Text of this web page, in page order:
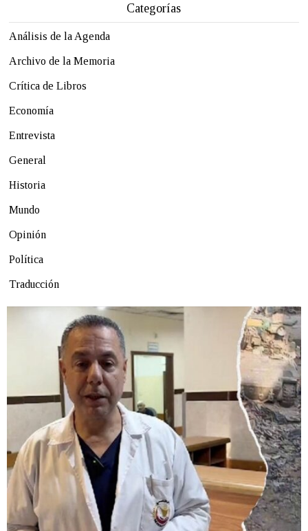
Categorías
Análisis de la Agenda
Archivo de la Memoria
Crítica de Libros
Economía
Entrevista
General
Historia
Mundo
Opinión
Política
Traducción